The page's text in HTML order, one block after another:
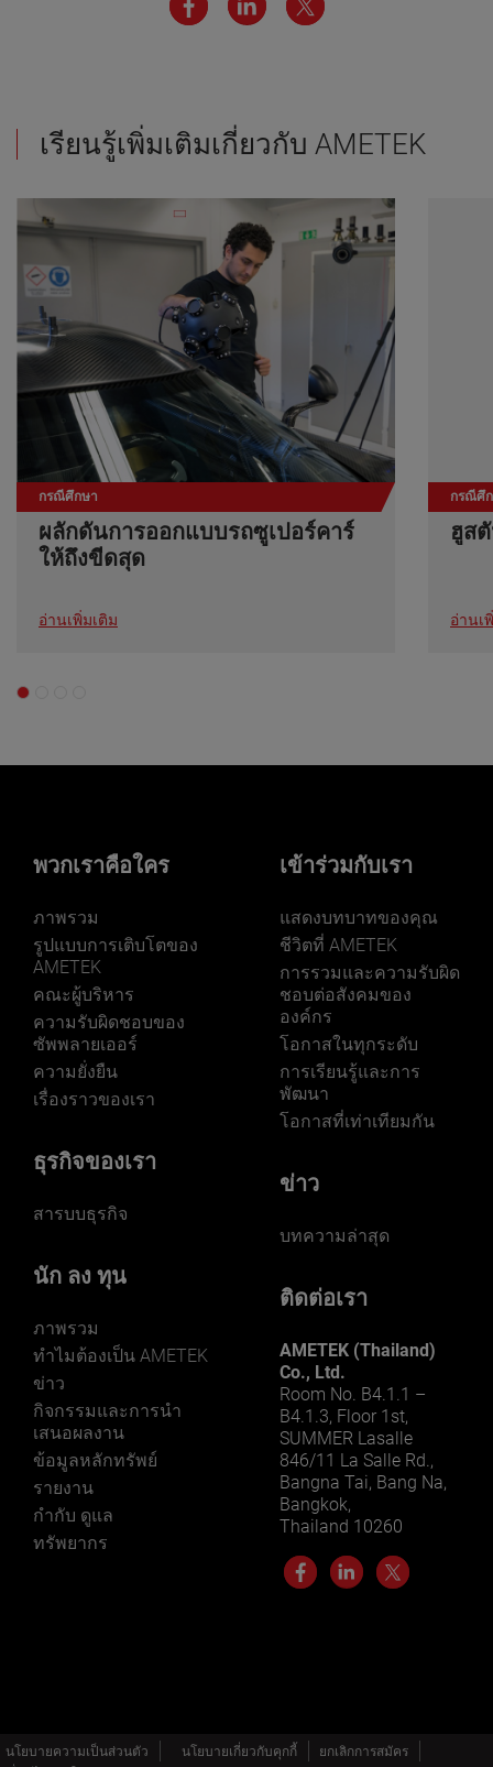
เรียนรู้เพิ่มเติมเกี่ยวกับ AMETEK
กรณีศึกษา
ผลักดันการออกแบบรถซูเปอร์คาร์
ให้ถึงขีดสุด
อ่านเพิ่มเติม
กรณีศึ
ฮูส
อ่านเ
พวกเราคือใคร
ภาพรวม
รูปแบบการเติบโตของ
AMETEK
คณะผู้บริหาร
ความรับผิดชอบของ
ซัพพลายเออร์
ความยั่งยืน
เรื่องราวของเรา
ธุรกิจของเรา
สารบบธุรกิจ
นัก ลง ทุน
ภาพรวม
ทําไมต้องเป็น AMETEK
ข่าว
กิจกรรมและการนํา
เสนอผลงาน
ข้อมูลหลักทรัพย์
รายงาน
กำกับ ดูแล
ทรัพยากร
เข้าร่วมกับเรา
แสดงบทบาทของคุณ
ชีวิตที่ AMETEK
การรวมและความรับผิด
ชอบต่อสังคมของ
องค์กร
โอกาสในทุกระดับ
การเรียนรู้และการ
พัฒนา
โอกาสที่เท่าเทียมกัน
ข่าว
บทความล่าสุด
ติดต่อเรา
AMETEK (Thailand)
Co., Ltd.
Room No. B4.1.1 –
B4.1.3, Floor 1st,
SUMMER Lasalle
846/11 La Salle Rd.,
Bangna Tai, Bang Na,
Bangkok,
Thailand 10260
นโยบายความเป็นส่วนตัว นโยบายเกี่ยวกับคุกกี้
ยกเลิกการสมัคร